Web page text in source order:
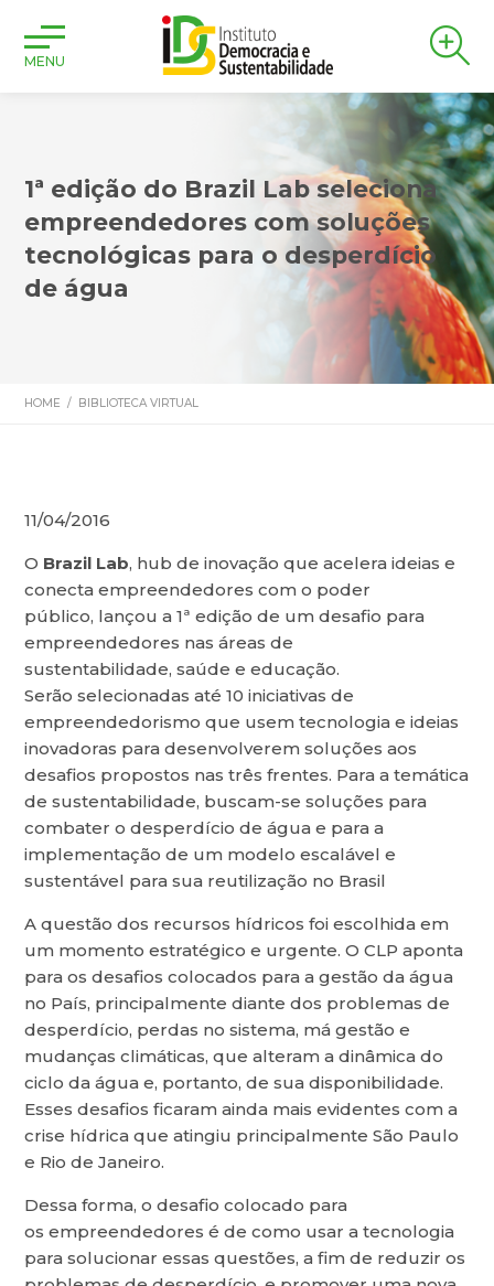
MENU
1ª edição do Brazil Lab seleciona
empreendedores com soluções
tecnológicas para o desperdício
de água
HOME / BIBLIOTECA VIRTUAL
11/04/2016
O Brazil Lab, hub de inovação que acelera ideias e
conecta empreendedores com o poder
público, lançou a 1ª edição de um desafio para
empreendedores nas áreas de
sustentabilidade, saúde e educação.
Serão selecionadas até 10 iniciativas de
empreendedorismo que usem tecnologia e ideias
inovadoras para desenvolverem soluções aos
desafios propostos nas três frentes. Para a temática
de sustentabilidade, buscam-se soluções para
combater o desperdício de água e para a
implementação de um modelo escalável e
sustentável para sua reutilização no Brasil
A questão dos recursos hídricos foi escolhida em
um momento estratégico e urgente. O CLP aponta
para os desafios colocados para a gestão da água
no País, principalmente diante dos problemas de
desperdício, perdas no sistema, má gestão e
mudanças climáticas, que alteram a dinâmica do
ciclo da água e, portanto, de sua disponibilidade.
Esses desafios ficaram ainda mais evidentes com a
crise hídrica que atingiu principalmente São Paulo
e Rio de Janeiro.
Dessa forma, o desafio colocado para
os empreendedores é de como usar a tecnologia
para solucionar essas questões, a fim de reduzir os